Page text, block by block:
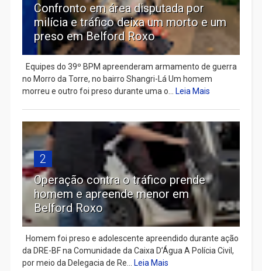
Confronto em área disputada por
milícia e tráfico deixa um morto e um
preso em Belford Roxo
Equipes do 39º BPM apreenderam armamento de guerra
no Morro da Torre, no bairro Shangri-Lá Um homem
morreu e outro foi preso durante uma o... Leia Mais
2
Operação contra o tráfico prende
homem e apreende menor em
Belford Roxo
Homem foi preso e adolescente apreendido durante ação
da DRE-BF na Comunidade da Caixa D’Água A Polícia Civil,
por meio da Delegacia de Re... Leia Mais